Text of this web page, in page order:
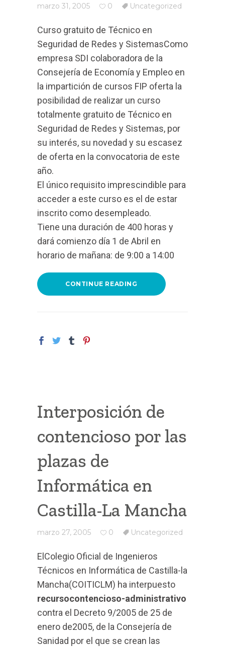
marzo 31, 2005 0 Uncategorized
Curso gratuito de Técnico en
Seguridad de Redes y SistemasComo
empresa SDI colaboradora de la
Consejería de Economía y Empleo en
la impartición de cursos FIP oferta la
posibilidad de realizar un curso
totalmente gratuito de Técnico en
Seguridad de Redes y Sistemas, por
su interés, su novedad y su escasez
de oferta en la convocatoria de este
año.
El único requisito imprescindible para
acceder a este curso es el de estar
inscrito como desempleado.
Tiene una duración de 400 horas y
dará comienzo día 1 de Abril en
horario de mañana: de 9:00 a 14:00
CONTINUE READING
Interposición de
contencioso por las
plazas de
Informática en
Castilla-La Mancha
marzo 27, 2005 0 Uncategorized
ElColegio Oficial de Ingenieros
Técnicos en Informática de Castilla-la
Mancha(COITICLM) ha interpuesto
recursocontencioso-administrativo
contra el Decreto 9/2005 de 25 de
enero de2005, de la Consejería de
Sanidad por el que se crean las